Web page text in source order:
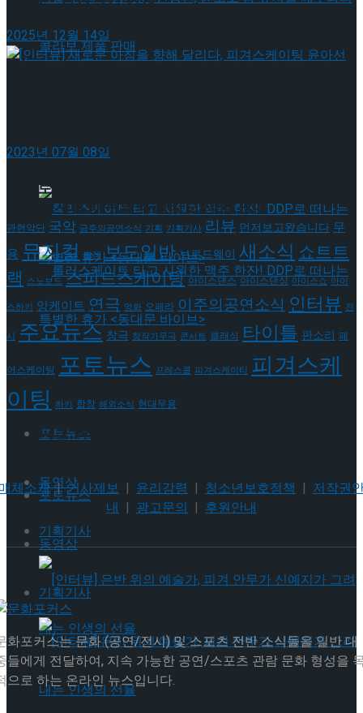
혜화로운 공연생활, 자립준비 청년 후원 방송
뮤지컬 배우와의 콜라보 제품 판매
롤러스케이트 타고 시원한 맥주 한잔! DDP로 떠
나는 특별한 휴가 <동대문 바이브>
포토뉴스
동영상
기획기사
[인터뷰] 은반 위의 예술가, 피겨 안무가 신예지
‘비바! 뮤지컬’ 진행 … 김지훈, 신성민, 윤소호 등
뮤지컬 배우와의 콜라보 제품 판매
롤러스케이트 타고 시원한 맥주 한잔! DDP로 떠
나는 특별한 휴가 <동대문 바이브>
포토뉴스
동영상
기획기사
2025년 12월 14일
2023년 07월 08일
태그로 보기
관현악단 국악 금주의공연소식 기획 기획기사 리뷰 먼저보고왔습니다 무
용 뮤지컬 발레 보도일반브로드웨이 새소식쇼트트
랙 스노보드 스피드스케이팅 아이스댄스 아이스댄싱 아이스쇼 아이
스하키 앙케이트 연극 영화 오페라 이주의공연소식 인터뷰 전
시 주요뉴스 창극 창작가무극 콘서트 클래식 타이틀 판소리 페
어스케이팅 포토뉴스 프레스콜 피겨스케이티 피겨스케
이팅 하키 합창 해외소식 현대무용
체소개|기사제보 | 윤리강령 | 청소년보호정책 | 저작권
내 | 광고문의 | 후원안내
화포커스는 문화 (공연/전시) 및 스포츠 전반 소식들을 일반 대
들에게 전달하여, 지속 가능한 공연/스포츠 관람 문화 형성을
으로 하는 온라인 뉴스입니다.